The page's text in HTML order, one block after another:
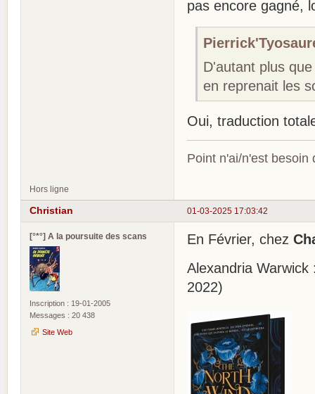
pas encore gagné,
D'autant plus
en reprenait les
Oui, traduction
Point n'ai/n'est besoin
Hors ligne
01-03-2025 17:03:42
Christian
[°*°] A la poursuite des scans
Inscription : 19-01-2005
Messages : 20 438
Site Web
En Février, chez
Alexandria
2022)